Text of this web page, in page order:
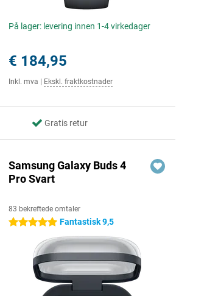
På lager: levering innen 1-4 virkedager
€ 184,95
Inkl. mva Ekskl. fraktkostnader
Gratis retur
Samsung Galaxy Buds 4
Pro Svart
83 bekreftede omtaler
5 stjerner Fantastisk 9,5